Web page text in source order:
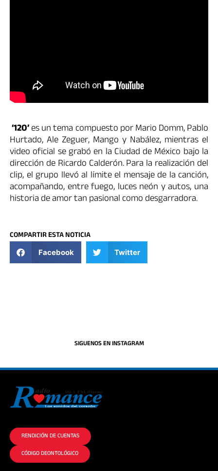
‘120’es un tema compuesto por Mario Domm, Pablo
Hurtado, Ale Zeguer, Mango y Nabález, mientras el
video oficial se grabó en la Ciudad de México bajo la
dirección de Ricardo Calderón. Para la realización del
clip, el grupo llevó al límite el mensaje de la canción,
acompañando, entre fuego, luces neón y autos, una
historia de amor tan pasional como desgarradora.
COMPARTIR ESTA NOTICIA
Facebook Twitter
SIGUENOS EN INSTAGRAM
RENDICIÓN DE CUENTAS
CÓDIGO DEONTOLÓGICO